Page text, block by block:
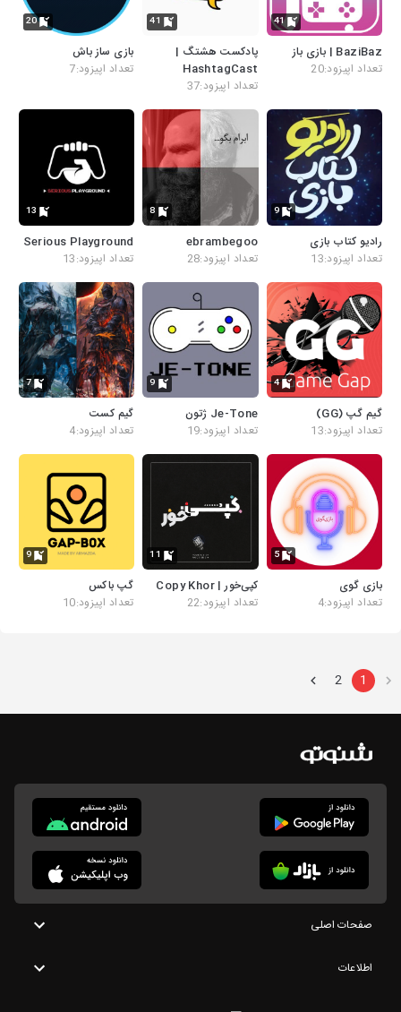
41
BaziBaz | بازی باز
تعداد اپیزود:20
41
پادکست هشتگ |
HashtagCast
تعداد اپیزود:37
20
بازی ساز باش
تعداد اپیزود:7
9
رادیو کتاب بازی
تعداد اپیزود:13
8
ebrambegoo
تعداد اپیزود:28
13
Serious Playground
تعداد اپیزود:13
4
گیم گپ (GG)
تعداد اپیزود:13
9
Je-Tone ژتون
تعداد اپیزود:19
7
گیم کست
تعداد اپیزود:4
5
بازی گوی
تعداد اپیزود:4
11
کپی‌خور | Copy Khor
تعداد اپیزود:22
9
گپ باکس
تعداد اپیزود:10
1
2
صفحات اصلی
اطلاعات